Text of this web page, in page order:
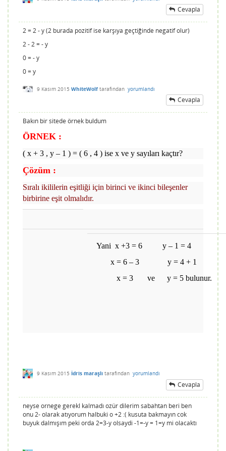
Cevapla
2 = 2 - y (2 burada pozitif ise karşıya geçtiğinde negatif olur)
2 - 2 = - y
0 = - y
0 = y
9 Kasım 2015 WhiteWolf tarafından yorumlandı
Cevapla
Bakın bir sitede örnek buldum
ÖRNEK :
( x + 3 , y – 1 ) = ( 6 , 4 ) ise x ve y sayıları kaçtır?
Çözüm :
Sıralı ikililerin eşitliği için birinci ve ikinci bileşenler
birbirine eşit olmalıdır.
Yani x +3 = 6 y – 1 = 4
x = 6 – 3 y = 4 + 1
x = 3 ve y = 5 bulunur.
9 Kasım 2015 İdris maraşlı tarafından yorumlandı
Cevapla
neyse ornege gerekl kalmadı ozür dilerim sabahtan beri ben
onu 2- olarak atıyorum halbuki o +2 :( kusuta bakmayın cok
buyuk dalmışım peki orda 2=3-y olsaydi -1=-y = 1=y mi olacaktı